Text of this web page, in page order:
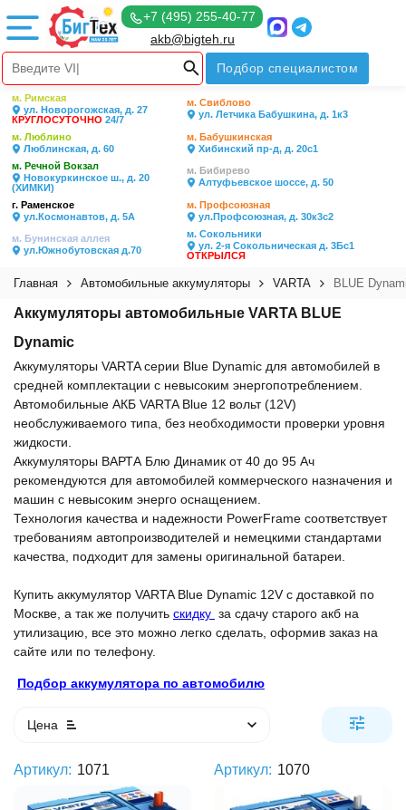
+7 (495) 255-40-77
akb@bigteh.ru
Подбор специалистом
м. Римская
ул. Новорогожская, д. 27
КРУГЛОСУТОЧНО 24/7
м. Свиблово
ул. Летчика Бабушкина, д. 1к3
м. Люблино
Люблинская, д. 60
м. Бабушкинская
Хибинский пр-д, д. 20с1
м. Речной Вокзал
Новокуркинское ш., д. 20
(ХИМКИ)
м. Бибирево
Алтуфьевское шоссе, д. 50
г. Раменское
ул.Космонавтов, д. 5А
м. Профсоюзная
ул.Профсоюзная, д. 30к3с2
м. Бунинская аллея
ул.Южнобутовская д.70
м. Сокольники
ул. 2-я Сокольническая д. 3Бс1
ОТКРЫЛСЯ
Главная Автомобильные аккумуляторы VARTA BLUE
Аккумуляторы автомобильные VARTA BLUE
Dynamic
Аккумуляторы VARTA серии Blue Dynamic для автомобилей в
средней комплектации с невысоким энергопотреблением.
Автомобильные АКБ VARTA Blue 12 вольт (12V)
необслуживаемого типа, без необходимости проверки уровня
жидкости.
Аккумуляторы ВАРТА Блю Динамик от 40 до 95 Ач
рекомендуются для автомобилей коммерческого назначения и
машин с невысоким энерго оснащением.
Технология качества и надежности PowerFrame соответствует
требованиям автопроизводителей и немецкими стандартами
качества, подходит для замены оригинальной батареи.
Купить аккумулятор VARTA Blue Dynamic 12V с доставкой по
Москве, а так же получить скидку за сдачу старого акб на
утилизацию, все это можно легко сделать, оформив заказ на
сайте или по телефону.
Подбор аккумулятора по автомобилю
Цена
Артикул: 1071 Артикул: 1070